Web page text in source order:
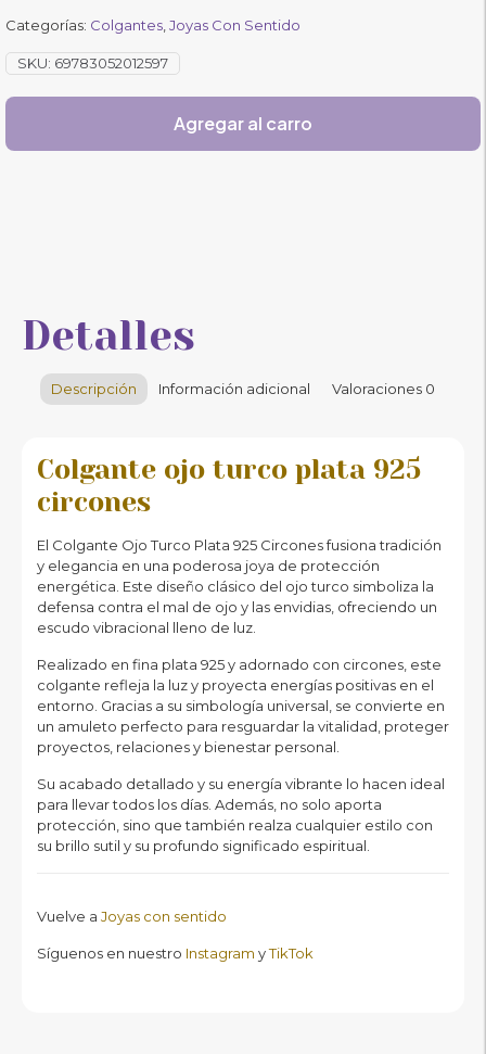
Categorías: Colgantes Joyas Con Sentido
SKU: 69783052012597
Agregar al carro
Detalles
Descripción Información adicional Valoraciones 0
Colgante ojo turco plata 925
circones
El Colgante Ojo Turco Plata 925 Circones fusiona tradición
y elegancia en una poderosa joya de protección
energética. Este diseño clásico del ojo turco simboliza la
defensa contra el mal de ojo y las envidias, ofreciendo un
escudo vibracional lleno de luz.
Realizado en fina plata 925 y adornado con circones, este
colgante refleja la luz y proyecta energías positivas en el
entorno. Gracias a su simbología universal, se convierte en
un amuleto perfecto para resguardar la vitalidad, proteger
proyectos, relaciones y bienestar personal.
Su acabado detallado y su energía vibrante lo hacen ideal
para llevar todos los días. Además, no solo aporta
protección, sino que también realza cualquier estilo con
su brillo sutil y su profundo significado espiritual.
Vuelve a Joyas con sentido
Síguenos en nuestro Instagram yTikTok